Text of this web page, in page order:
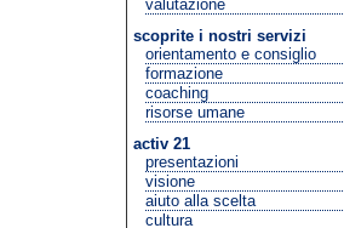
valutazione
scoprite i nostri servizi
orientamento e consiglio
formazione
coaching
risorse umane
activ 21
presentazioni
visione
aiuto alla scelta
cultura